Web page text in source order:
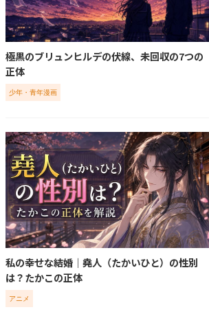
極黒のブリュンヒルデの伏線、未回収の7つの
正体
少年・青年漫画
私の幸せな結婚｜堯人（たかいひと）の性別
は？たかこの正体
アニメ